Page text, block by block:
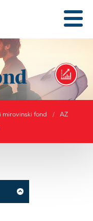
mirovinski fond /
AZ